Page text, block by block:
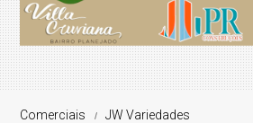
Comerciais JW Variedades